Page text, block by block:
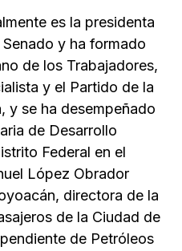
es la presidenta
y ha formado
de los Trabajadores,
y el Partido de la
y se ha desempeñado
de Desarrollo
Federal en el
López Obrador
directora de la
de la Ciudad de
de Petróleos